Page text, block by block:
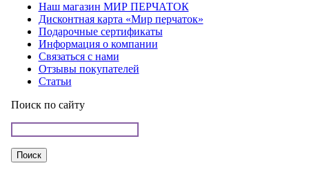
Наш магазин МИР ПЕРЧАТОК
Дисконтная карта «Мир перчаток»
Подарочные сертификаты
Информация о компании
Связаться с нами
Отзывы покупателей
Статьи
Поиск по сайту